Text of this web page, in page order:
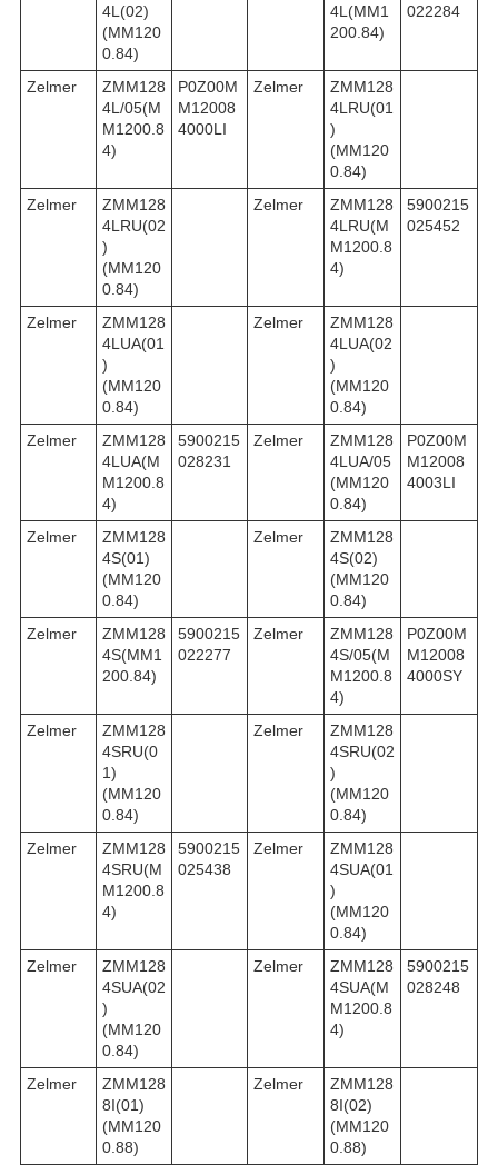
4L(02)
(MM120
0.84)
4L(MM1
200.84)
022284
Zelmer
ZMM128
4L/05(M
M1200.8
4)
P0Z00M
M12008
4000LI
Zelmer
ZMM128
4LRU(01
)
(MM120
0.84)
Zelmer
ZMM128
4LRU(02
)
(MM120
0.84)
Zelmer
ZMM128
4LRU(M
M1200.8
4)
5900215
025452
Zelmer
ZMM128
4LUA(01
)
(MM120
0.84)
Zelmer
ZMM128
4LUA(02
)
(MM120
0.84)
Zelmer
ZMM128
4LUA(M
M1200.8
4)
5900215
028231
Zelmer
ZMM128
4LUA/05
(MM120
0.84)
P0Z00M
M12008
4003LI
Zelmer
ZMM128
4S(01)
(MM120
0.84)
Zelmer
ZMM128
4S(02)
(MM120
0.84)
Zelmer
ZMM128
4S(MM1
200.84)
5900215
022277
Zelmer
ZMM128
4S/05(M
M1200.8
4)
P0Z00M
M12008
4000SY
Zelmer
ZMM128
4SRU(0
1)
(MM120
0.84)
Zelmer
ZMM128
4SRU(02
)
(MM120
0.84)
Zelmer
ZMM128
4SRU(M
M1200.8
4)
5900215
025438
Zelmer
ZMM128
4SUA(01
)
(MM120
0.84)
Zelmer
ZMM128
4SUA(02
)
(MM120
0.84)
Zelmer
ZMM128
4SUA(M
M1200.8
4)
5900215
028248
Zelmer
ZMM128
8I(01)
(MM120
0.88)
Zelmer
ZMM128
8I(02)
(MM120
0.88)